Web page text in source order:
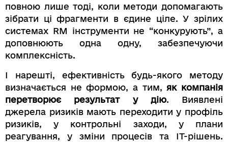
повною лише тоді, коли методи допомагають
зібрати ці фрагменти в єдине ціле. У зрілих
системах RM інструменти не “конкурують”, а
доповнюють одна одну, забезпечуючи
комплексність.
І нарешті, ефективність будь-якого методу
визначається не формою, а тим, як компанія
перетворює результат у дію. Виявлені
джерела ризиків мають переходити у профіль
ризиків, у контрольні заходи, у плани
реагування, у зміни процесів та ІТ-рішень.